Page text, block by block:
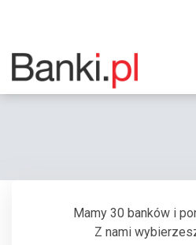
Strona główna SKOK Chmielewskiego
Mamy 30 banków i
Z nami